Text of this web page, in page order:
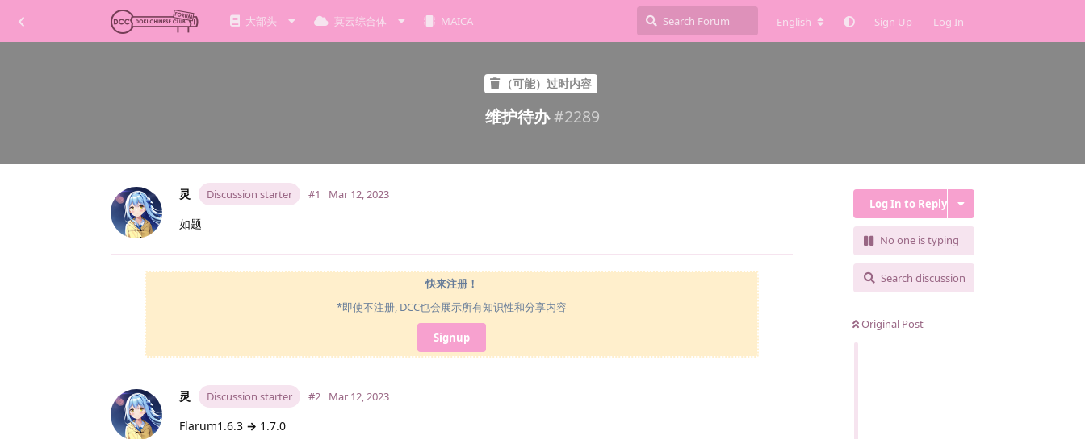
大部头 莫云综合体 MAICA English Sign Up Log In
（可能）过时内容
维护待办#2289
Log In to Reply
No one is typing
Search discussion
Original Post
灵 Discussion starter #1 Mar 12, 2023
如题
快来注册！
*即使不注册, DCC也会展示所有知识性和分享内容
Signup
灵 Discussion starter #2 Mar 12, 2023
Flarum1.6.3 → 1.7.0